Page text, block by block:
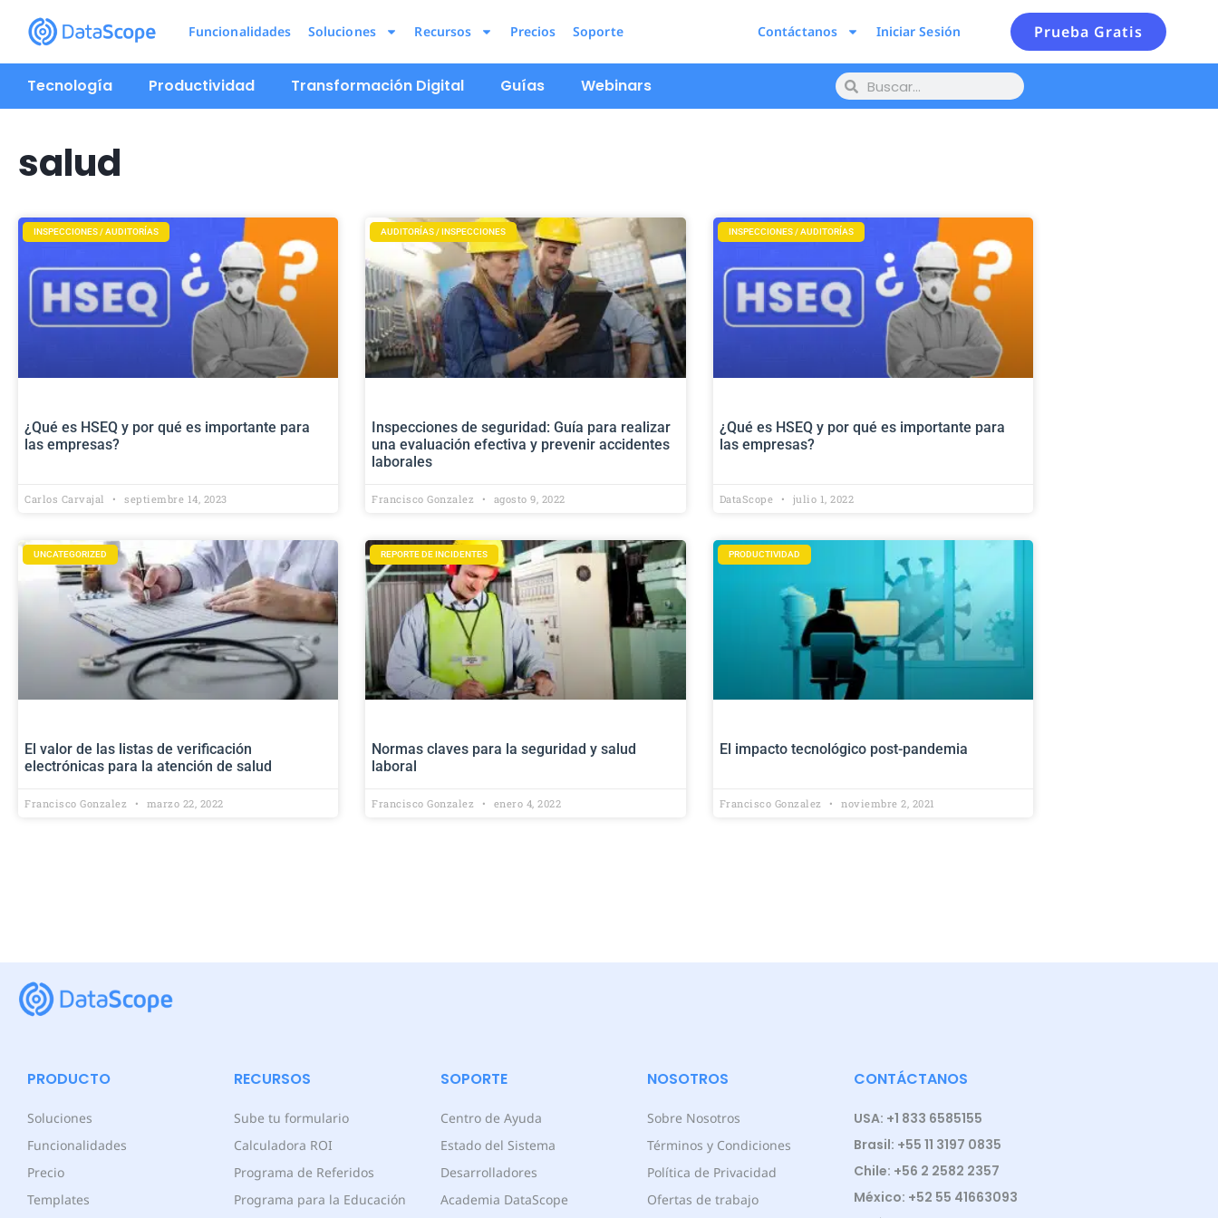
Funcionalidades Soluciones Recursos Precios Soporte Contáctanos Iniciar Sesión Prueba Gratis
Tecnología Productividad Transformación Digital Guías Webinars
salud
INSPECCIONES / AUDITORÍAS
¿Qué es HSEQ y por qué es importante para
las empresas?
Carlos Carvajal septiembre 14, 2023
AUDITORÍAS / INSPECCIONES
Inspecciones de seguridad: Guía para realizar
una evaluación efectiva y prevenir accidentes
laborales
Francisco Gonzalez agosto 9, 2022
INSPECCIONES / AUDITORÍAS
¿Qué es HSEQ y por qué es importante para
las empresas?
DataScope julio 1, 2022
UNCATEGORIZED
El valor de las listas de verificación
electrónicas para la atención de salud
Francisco Gonzalez marzo 22, 2022
REPORTE DE INCIDENTES
Normas claves para la seguridad y salud
laboral
Francisco Gonzalez enero 4, 2022
PRODUCTIVIDAD
El impacto tecnológico post-pandemia
Francisco Gonzalez noviembre 2, 2021
PRODUCTO
Soluciones
Funcionalidades
Precio
Templates
RECURSOS
Sube tu formulario
Calculadora ROI
Programa de Referidos
Programa para la Educación
SOPORTE
Centro de Ayuda
Estado del Sistema
Desarrolladores
Academia DataScope
NOSOTROS
Sobre Nosotros
Términos y Condiciones
Política de Privacidad
Ofertas de trabajo
CONTÁCTANOS
USA: +1 833 6585155
Brasil: +55 11 3197 0835
Chile: +56 2 2582 2357
México: +52 55 41663093